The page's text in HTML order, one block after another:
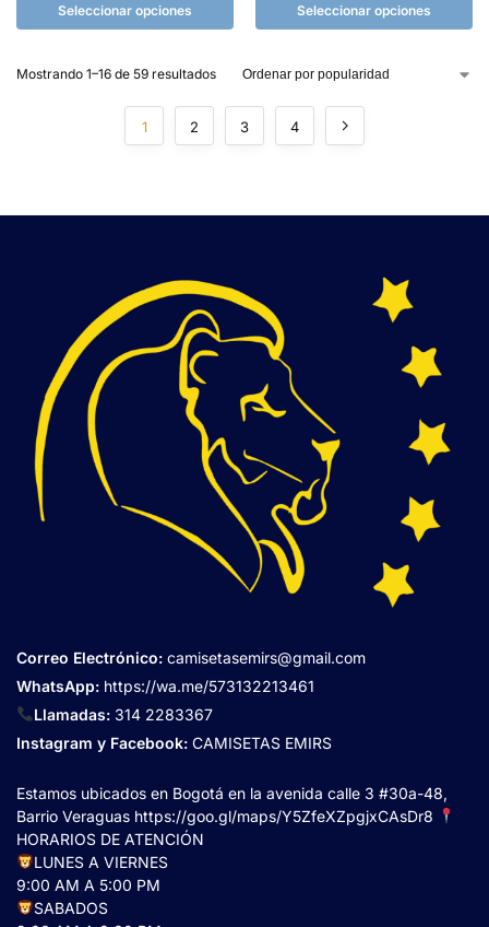
Seleccionar opciones Seleccionar opciones
Mostrando 1–16 de 59 resultados
1 2 3 4
Correo Electrónico: camisetasemirs@gmail.com
WhatsApp: https://wa.me/573132213461
Llamadas:314 2283367
Instagram y Facebook: CAMISETAS EMIRS
Estamos ubicados en Bogotá en la avenida calle 3 #30a-48,
Barrio Veraguas https://goo.gl/maps/Y5ZfeXZpgjxCAsDr8
HORARIOS DE ATENCIÓN
LUNES A VIERNES
9:00 AM A 5:00 PM
SABADOS